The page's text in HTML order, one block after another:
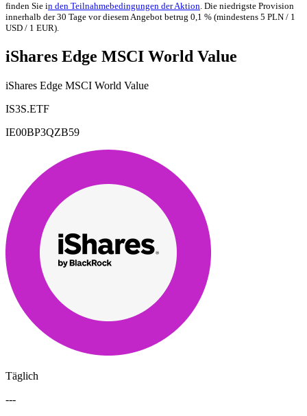
finden Sie in den Teilnahmebedingungen der Aktion. Die niedrigste Provision
innerhalb der 30 Tage vor diesem Angebot betrug 0,1 % (mindestens 5 PLN / 1
USD / 1 EUR).
iShares Edge MSCI World Value
iShares Edge MSCI World Value
IS3S.ETF
IE00BP3QZB59
Täglich
---